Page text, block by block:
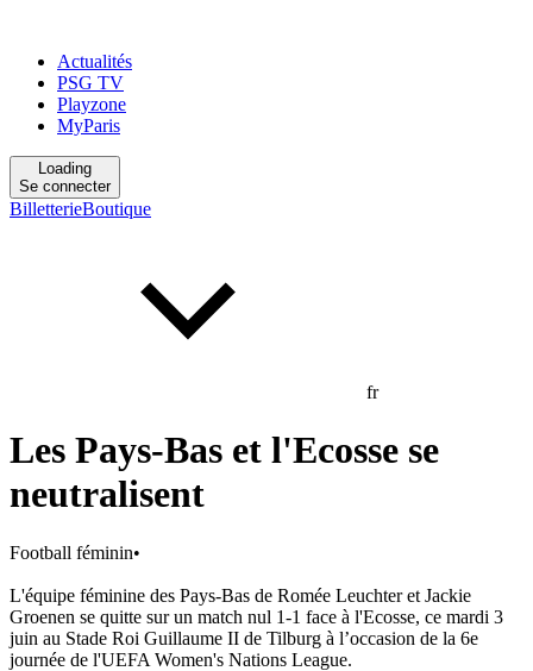
Actualités
PSG TV
Playzone
MyParis
Loading
Se connecter
BilletterieBoutique
fr
Les Pays-Bas et l'Ecosse se
neutralisent
Football féminin•
L'équipe féminine des Pays-Bas de Romée Leuchter et Jackie
Groenen se quitte sur un match nul 1-1 face à l'Ecosse, ce mardi 3
juin au Stade Roi Guillaume II de Tilburg à l’occasion de la 6e
journée de l'UEFA Women's Nations League.